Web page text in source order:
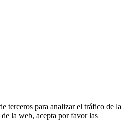
terceros para analizar el tráfico de la
la web, acepta por favor las